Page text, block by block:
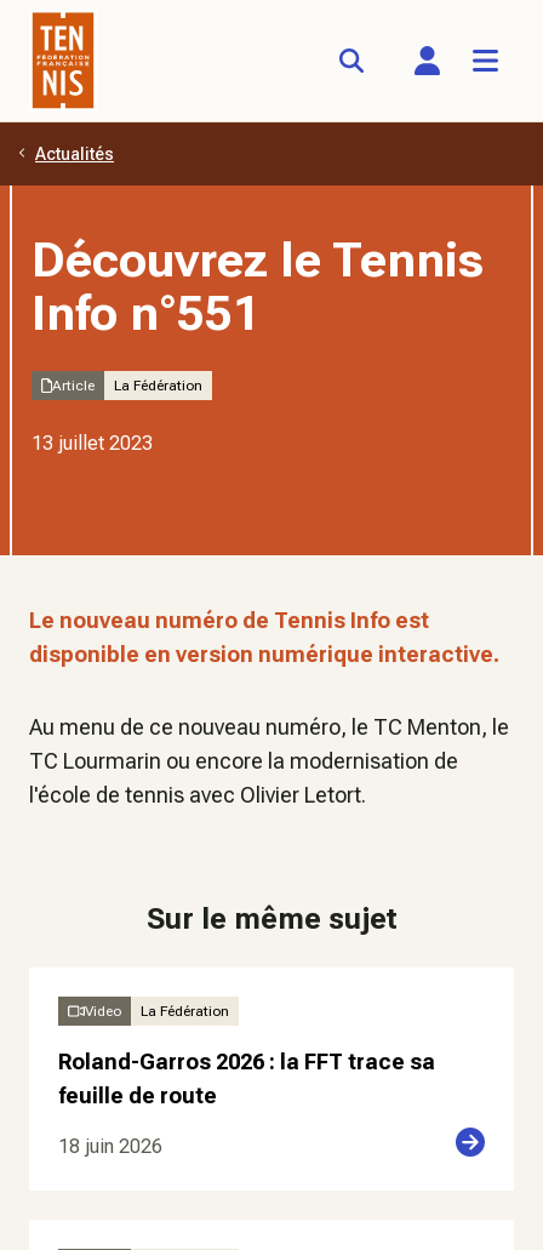
Aller au contenu principal
Actualités
Découvrez le Tennis
Info n°551
Article La Fédération
13 juillet 2023
Le nouveau numéro de Tennis Info est
disponible en version numérique interactive.
Au menu de ce nouveau numéro, le TC Menton, le
TC Lourmarin ou encore la modernisation de
l'école de tennis avec Olivier Letort.
Sur le même sujet
Video La Fédération
Roland-Garros 2026 : la FFT trace sa
feuille de route
18 juin 2026